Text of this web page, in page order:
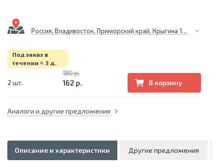
Россия, Владивосток, Приморский край, Крыгина 105
Под заказ в
течении ≈ 3 д.
2 шт.
180 р.
162 р. В корзину
Аналоги и другие предложения
Описание и характеристики Другие предложения